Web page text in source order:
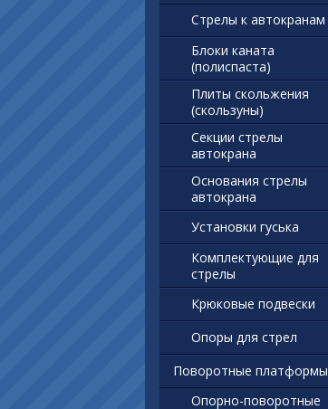
Стрелы к автокранам
Блоки каната
(полиспаста)
Плиты скольжения
(скользуны)
Секции стрелы
автокрана
Основания стрелы
автокрана
Установки гуська
Комплектующие для
стрелы
Крюковые подвески
Опоры для стрел
Поворотные платформы
Опорно-поворотные